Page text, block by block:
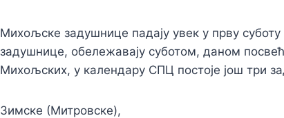
Михољске задушнице падају увек у прву
задушнице, обележавају суботом, даном
Михољских, у календару СПЦ постоје још три
Зимске (Митровске),